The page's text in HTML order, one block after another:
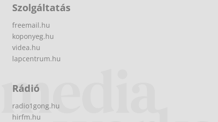
Szolgáltatás
freemail.hu
koponyeg.hu
videa.hu
lapcentrum.hu
Rádió
radio1gong.hu
hirfm.hu